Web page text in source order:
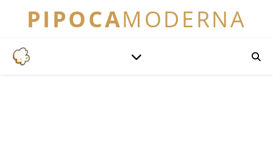
PIPOCAMODERNA